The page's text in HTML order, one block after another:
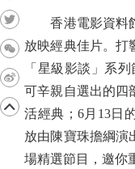
香港電影資料館
放映經典佳片。打
「星級影談」系
可辛親自選出的四
活經典；6月13日
放由陳寶珠擔綱演
場精選節目，邀你